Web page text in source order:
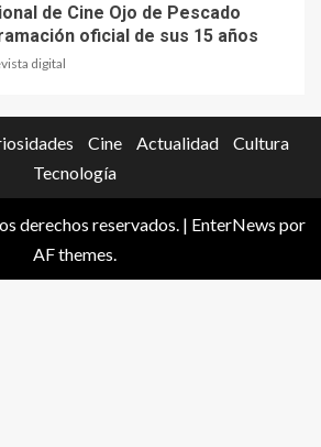
de Cine Ojo de Pescado
oficial de sus 15 años
digital
Cine Actualidad
Cultura
Tecnología
derechos reservados. | EnterNews por
AF themes.